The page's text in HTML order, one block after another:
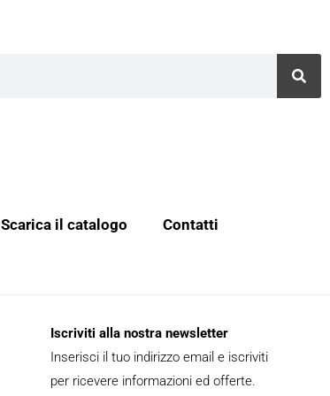
Scarica il catalogo Contatti
Iscriviti alla nostra newsletter
Inserisci il tuo indirizzo email e iscriviti
per ricevere informazioni ed offerte.